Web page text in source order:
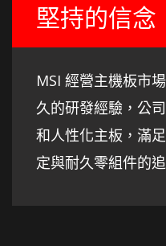
堅持的信念
MSI 經營主機板市
久的研發經驗，公
和人性化主板，滿
定與耐久零組件的追